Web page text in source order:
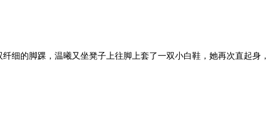
的脚踝，温曦又坐凳子上往脚上套了一双小白鞋，她再次直起身，